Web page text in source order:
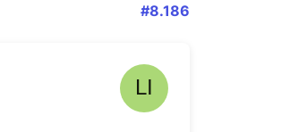
zurückzufordern.
aufgenommen und
#8.186